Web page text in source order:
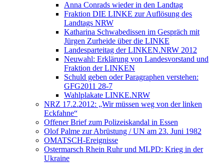
Anna Conrads wieder in den Landtag
Fraktion DIE LINKE zur Auflösung des
Landtags NRW
Katharina Schwabedissen im Gespräch mit
Jürgen Zurheide über die LINKE
Landesparteitag der LINKEN.NRW 2012
Neuwahl: Erklärung von Landesvorstand und
Fraktion der LINKEN
Schuld geben oder Paragraphen verstehen:
GFG2011 28-7
Wahlplakate LINKE.NRW
NRZ 17.2.2012: „Wir müssen weg von der linken
Eckfahne“
Offener Brief zum Polizeiskandal in Essen
Olof Palme zur Abrüstung / UN am 23. Juni 1982
OMATSCH-Ereignisse
Ostermarsch Rhein Ruhr und MLPD: Krieg in der
Ukraine